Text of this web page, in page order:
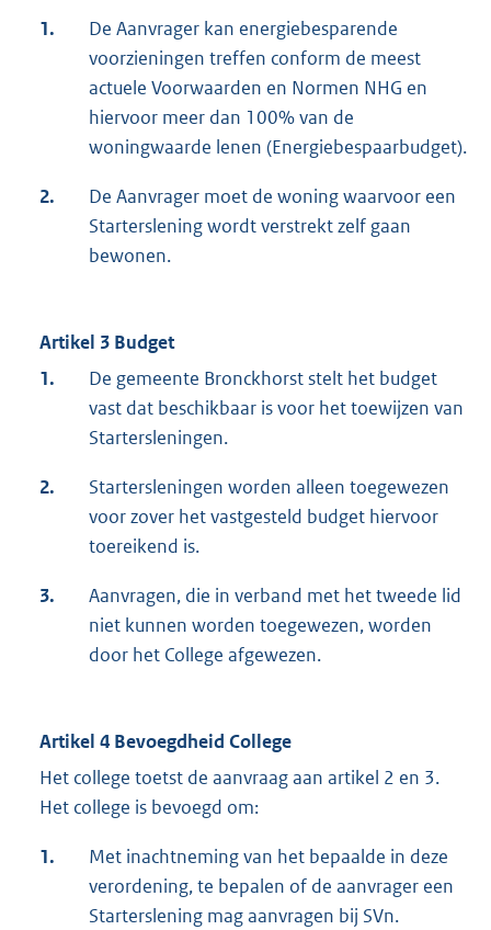
1.
De Aanvrager kan energiebesparende
voorzieningen treffen conform de meest
actuele Voorwaarden en Normen NHG en
hiervoor meer dan 100% van de
woningwaarde lenen (Energiebespaarbudget).
2.
De Aanvrager moet de woning waarvoor een
Starterslening wordt verstrekt zelf gaan
bewonen.
Artikel 3 Budget
1.
De gemeente Bronckhorst stelt het budget
vast dat beschikbaar is voor het toewijzen van
Startersleningen.
2.
Startersleningen worden alleen toegewezen
voor zover het vastgesteld budget hiervoor
toereikend is.
3.
Aanvragen, die in verband met het tweede lid
niet kunnen worden toegewezen, worden
door het College afgewezen.
Artikel 4 Bevoegdheid College
Het college toetst de aanvraag aan artikel 2 en 3.
Het college is bevoegd om:
1.
Met inachtneming van het bepaalde in deze
verordening, te bepalen of de aanvrager een
Starterslening mag aanvragen bij SVn.